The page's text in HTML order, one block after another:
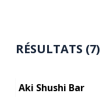
RÉSULTATS (7)
Aki Shushi Bar